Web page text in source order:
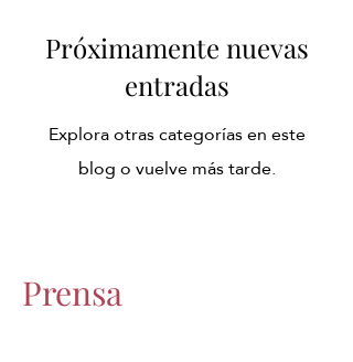
Próximamente nuevas
entradas
Explora otras categorías en este
blog o vuelve más tarde.
Prensa